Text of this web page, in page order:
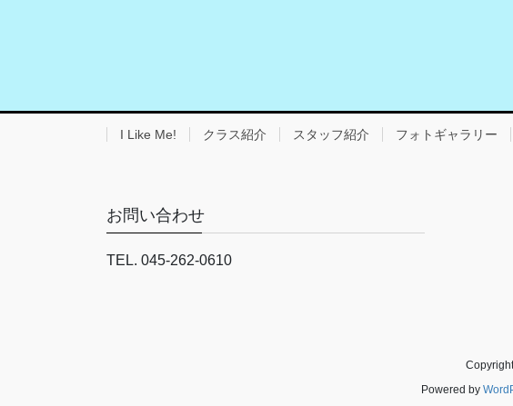
I Like Me! クラス紹介 スタッフ紹介 フォトギャラリー
お問い合わせ
TEL. 045-262-0610
Powered by